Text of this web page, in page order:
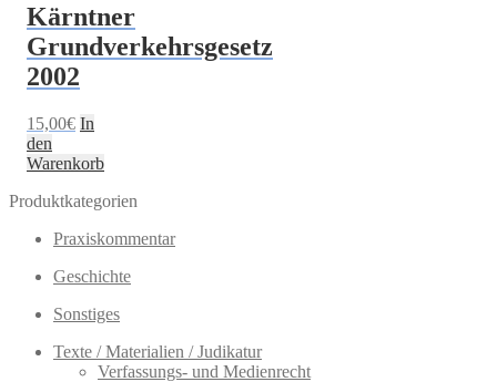
Kärntner
Grundverkehrsgesetz
2002
15,00€ In
den
Warenkorb
Produktkategorien
Praxiskommentar
Geschichte
Sonstiges
Texte / Materialien / Judikatur
Verfassungs- und Medienrecht